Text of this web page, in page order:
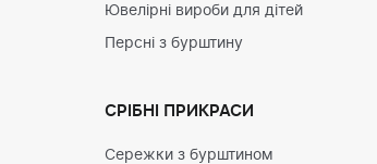
Ювелірні вироби для дітей
Персні з бурштину
СРІБНІ ПРИКРАСИ
Сережки з бурштином